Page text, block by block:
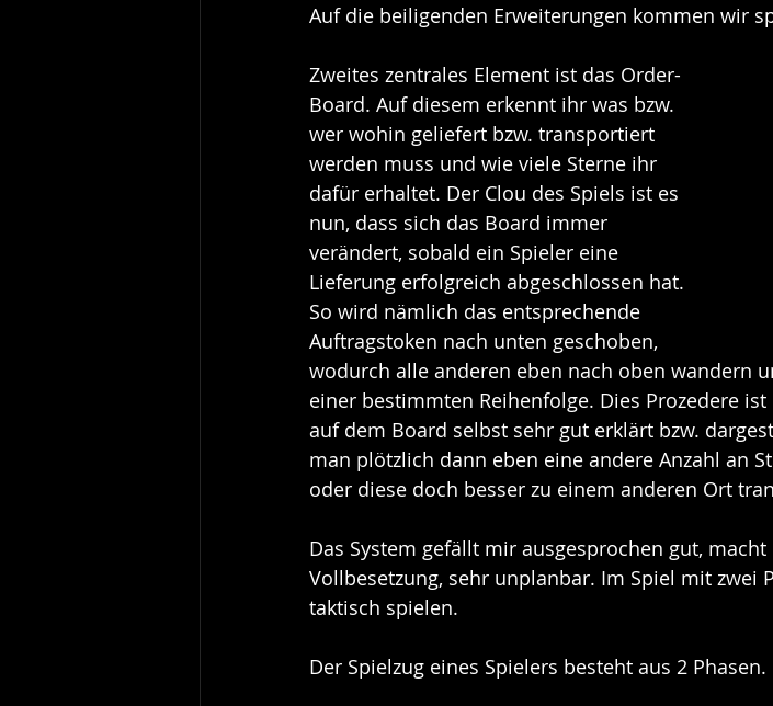
Auf die beiligenden Erweiterungen kommen wir
Zweites zentrales Element ist das Order-
Board. Auf diesem erkennt ihr was bzw.
wer wohin geliefert bzw. transportiert
werden muss und wie viele Sterne ihr
dafür erhaltet. Der Clou des Spiels ist es
nun, dass sich das Board immer
verändert, sobald ein Spieler eine
Lieferung erfolgreich abgeschlossen hat.
So wird nämlich das entsprechende
Auftragstoken nach unten geschoben,
wodurch alle anderen eben nach oben wandern
einer bestimmten Reihenfolge. Dies Prozedere
auf dem Board selbst sehr gut erklärt bzw.
man plötzlich dann eben eine andere Anzahl an
oder diese doch besser zu einem anderen Ort
Das System gefällt mir ausgesprochen gut,
Vollbesetzung, sehr unplanbar. Im Spiel mit zwei
taktisch spielen.
Der Spielzug eines Spielers besteht aus 2 Phasen.